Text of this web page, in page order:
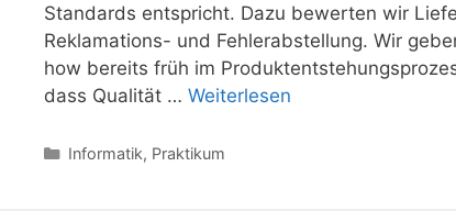
Standards entspricht. Dazu bewerten wir
Reklamations- und Fehlerabstellung. Wir
how bereits früh im
dass Qualität … Weiterlesen
Kategorien
Informatik, Praktikum